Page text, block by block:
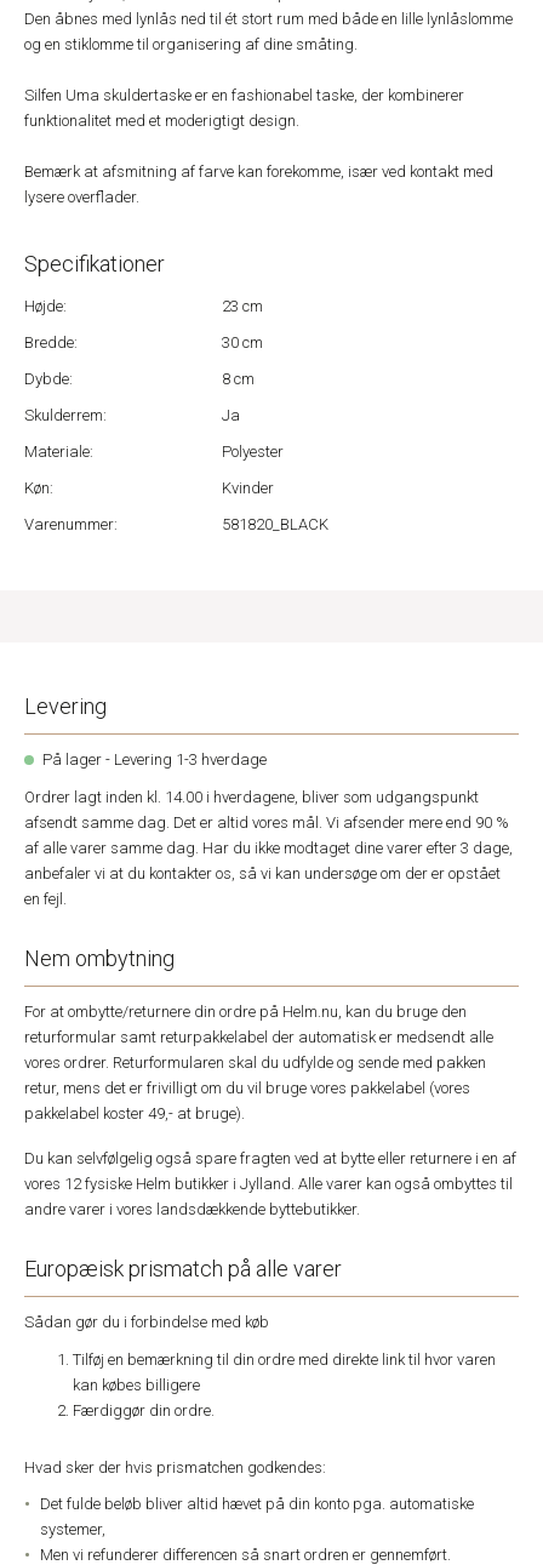
Den åbnes med lynlås ned til ét stort rum med både en lille lynlåslomme
og en stiklomme til organisering af dine småting.
Silfen Uma skuldertaske er en fashionabel taske, der kombinerer
funktionalitet med et moderigtigt design.
Bemærk at afsmitning af farve kan forekomme, især ved kontakt med
lysere overflader.
Specifikationer
Højde:
23 cm
Bredde:
30 cm
Dybde:
8 cm
Skulderrem:
Ja
Materiale:
Polyester
Køn:
Kvinder
Varenummer:
581820_BLACK
Levering
På lager - Levering 1-3 hverdage
Ordrer lagt inden kl. 14.00 i hverdagene, bliver som udgangspunkt
afsendt samme dag. Det er altid vores mål. Vi afsender mere end 90 %
af alle varer samme dag. Har du ikke modtaget dine varer efter 3 dage,
anbefaler vi at du kontakter os, så vi kan undersøge om der er opstået
en fejl.
Nem ombytning
For at ombytte/returnere din ordre på Helm.nu, kan du bruge den
returformular samt returpakkelabel der automatisk er medsendt alle
vores ordrer. Returformularen skal du udfylde og sende med pakken
retur, mens det er frivilligt om du vil bruge vores pakkelabel (vores
pakkelabel koster 49,- at bruge).
Du kan selvfølgelig også spare fragten ved at bytte eller returnere i en af
vores 12 fysiske Helm butikker i Jylland. Alle varer kan også ombyttes til
andre varer i vores landsdækkende byttebutikker.
Europæisk prismatch på alle varer
Sådan gør du i forbindelse med køb
Tilføj en bemærkning til din ordre med direkte link til hvor varen
kan købes billigere
Færdiggør din ordre.
Hvad sker der hvis prismatchen godkendes:
Det fulde beløb bliver altid hævet på din konto pga. automatiske
systemer,
Men vi refunderer differencen så snart ordren er gennemført.